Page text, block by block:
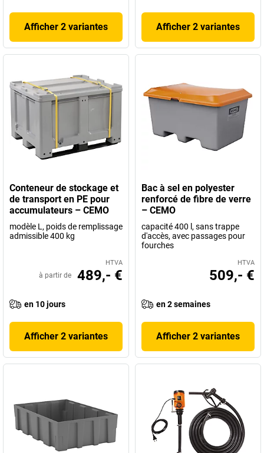
Afficher 2 variantes Afficher 2 variantes
Conteneur de stockage et
de transport en PE pour
accumulateurs – CEMO
modèle L, poids de remplissage
admissible 400 kg
HTVA
à partir de 489,- €
en 10 jours
Afficher 2 variantes
Bac à sel en polyester
renforcé de fibre de verre
– CEMO
capacité 400 l, sans trappe
d'accès, avec passages pour
fourches
HTVA
509,- €
en 2 semaines
Afficher 2 variantes